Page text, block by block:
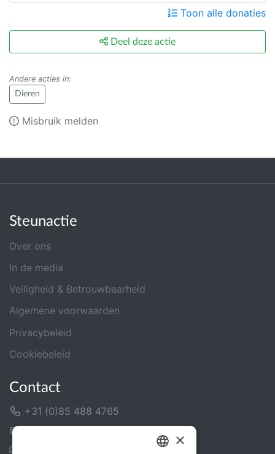
Toon alle donaties
Deel deze actie
Andere acties in:
Dieren
Misbruik melden
Steunactie
Over ons
In de media
Veiligheid & Betrouwbaarheid
Algemene voorwaarden
Privacybeleid
Cookiebeleid
Contact
+31 (0)85 488 4765
×